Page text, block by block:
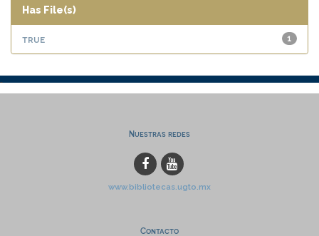
Has File(s)
1
true
Nuestras redes
www.bibliotecas.ugto.mx
Contacto